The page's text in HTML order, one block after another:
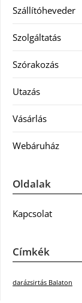
Szállítóheveder
Szolgáltatás
Szórakozás
Utazás
Vásárlás
Webáruház
Oldalak
Kapcsolat
Címkék
darázsirtás Balaton